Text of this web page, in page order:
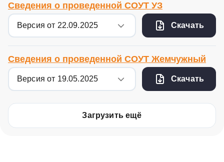
Сведения о проведенной СОУТ УЗ
Скачать
Сведения о проведенной СОУТ Жемчужный
Скачать
Загрузить ещё